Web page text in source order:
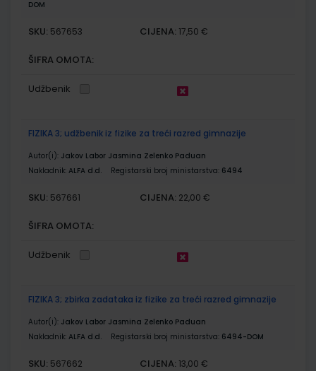
DOM
SKU: 567653 CIJENA: 17,50 €
ŠIFRA OMOTA:
Udžbenik
FIZIKA 3; udžbenik iz fizike za treći razred gimnazije
Autor(i): Jakov Labor Jasmina Zelenko Paduan
Nakladnik: ALFA d.d. Registarski broj ministarstva: 6494
SKU: 567661 CIJENA: 22,00 €
ŠIFRA OMOTA:
Udžbenik
FIZIKA 3; zbirka zadataka iz fizike za treći razred gimnazije
Autor(i): Jakov Labor Jasmina Zelenko Paduan
Nakladnik: ALFA d.d. Registarski broj ministarstva: 6494-DOM
SKU: 567662 CIJENA: 13,00 €